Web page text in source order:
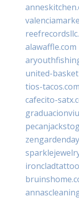
alawaffle.com
united-
tios-tacos.com
cafecito-